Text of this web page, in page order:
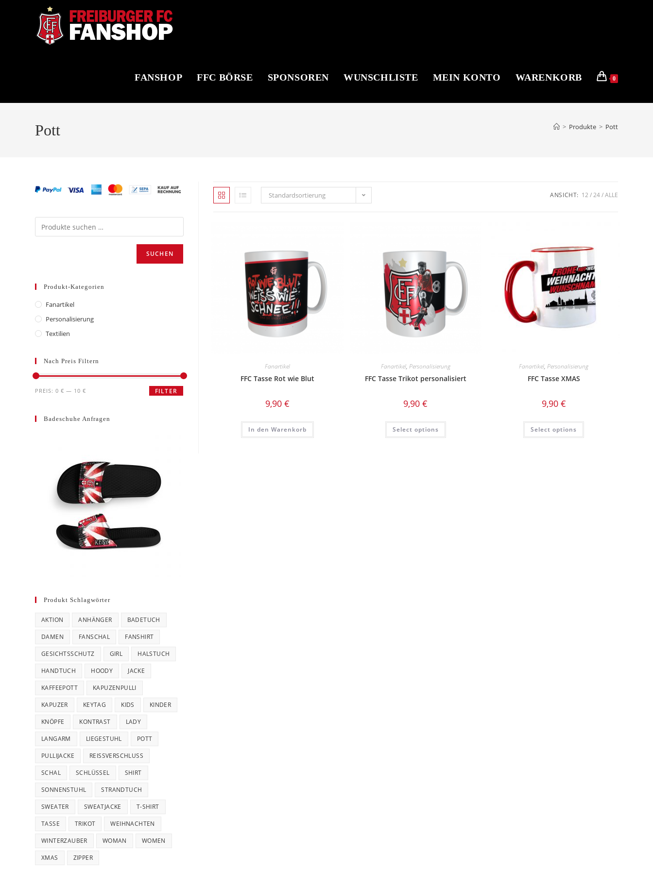
FANSHOP FFC BÖRSE SPONSOREN WUNSCHLISTE MEIN KONTO WARENKORB 0
Pott > Produkte > Pott
Standardsortierung ANSICHT: 12 24 ALLE
Fanartikel
FFC Tasse Rot wie Blut
9,90€
In den Warenkorb
Fanartikel, Personalisierung
FFC Tasse Trikot personalisiert
9,90€
Select options
Fanartikel,Personalisierung
FFC Tasse XMAS
9,90 €
Select options
SUCHEN
Produkt-Kategorien
Fanartikel
Personalisierung
Textilien
Nach Preis Filtern
Min.
Max.
FILTER
PREIS: 0 € — 10 €
Badeschuhe Anfragen
Produkt Schlagwörter
AKTION ANHÄNGER BADETUCH
DAMEN FANSCHAL FANSHIRT
GESICHTSSCHUTZ GIRL HALSTUCH
HANDTUCH HOODY JACKE
KAFFEEPOTT KAPUZENPULLI
KAPUZER KEYTAG KIDS KINDER
KNÖPFE KONTRAST LADY
LANGARM LIEGESTUHL POTT
PULLIJACKE REISSVERSCHLUSS
SCHAL SCHLÜSSEL SHIRT
SONNENSTUHL STRANDTUCH
SWEATER SWEATJACKE T-SHIRT
TASSE TRIKOT WEIHNACHTEN
WINTERZAUBER WOMAN WOMEN
XMAS ZIPPER